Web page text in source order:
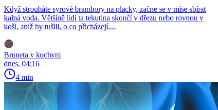
Když strouháte syrové brambory na placky, začne se v míse sbírat
kalná voda. Většině lidí ta tekutina skončí v dřezu nebo rovnou v
koši, aniž by tušili, o co přicházejí....
Bruneta v kuchyni
dnes, 04:16
4 min